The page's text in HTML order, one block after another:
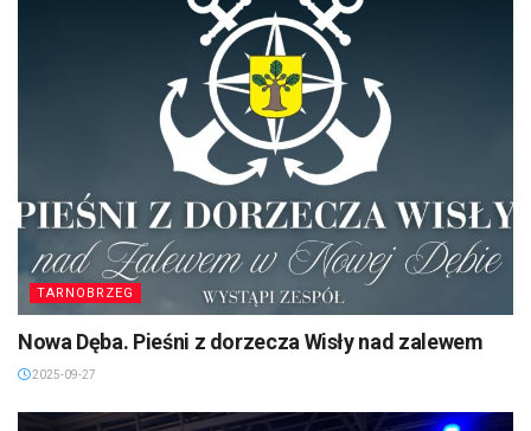
TARNOBRZEG
Nowa Dęba. Pieśni z dorzecza Wisły nad zalewem
2025-09-27